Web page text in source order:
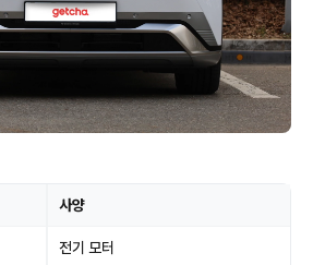
사양
전기 모터